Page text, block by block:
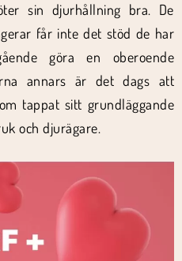
sin djurhållning bra. De
får inte det stöd de har
göra en oberoende
annars är det dags att
tappat sitt grundläggande
och djurägare.